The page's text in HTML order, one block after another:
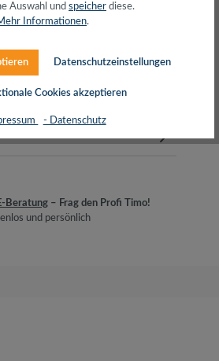
Kar…
Beratung – Frag den Profi Timo!
und persönlich
Auswahl und speicher diese.
Informationen.
Datenschutzeinstellungen
Cookies akzeptieren
- Datenschutz